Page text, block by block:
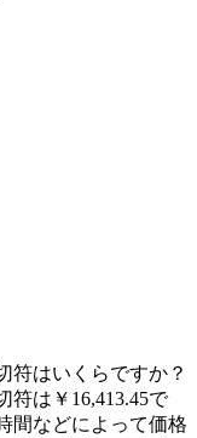
符はいくらですか？
符は￥16,413.45で
間などによって価格